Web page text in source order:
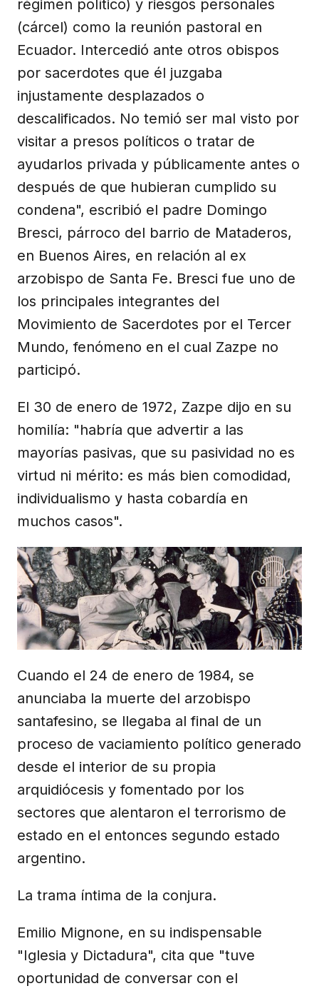
régimen político) y riesgos personales
(cárcel) como la reunión pastoral en
Ecuador. Intercedió ante otros obispos
por sacerdotes que él juzgaba
injustamente desplazados o
descalificados. No temió ser mal visto por
visitar a presos políticos o tratar de
ayudarlos privada y públicamente antes o
después de que hubieran cumplido su
condena", escribió el padre Domingo
Bresci, párroco del barrio de Mataderos,
en Buenos Aires, en relación al ex
arzobispo de Santa Fe. Bresci fue uno de
los principales integrantes del
Movimiento de Sacerdotes por el Tercer
Mundo, fenómeno en el cual Zazpe no
participó.
El 30 de enero de 1972, Zazpe dijo en su
homilía: "habría que advertir a las
mayorías pasivas, que su pasividad no es
virtud ni mérito: es más bien comodidad,
individualismo y hasta cobardía en
muchos casos".
Cuando el 24 de enero de 1984, se
anunciaba la muerte del arzobispo
santafesino, se llegaba al final de un
proceso de vaciamiento político generado
desde el interior de su propia
arquidiócesis y fomentado por los
sectores que alentaron el terrorismo de
estado en el entonces segundo estado
argentino.
La trama íntima de la conjura.
Emilio Mignone, en su indispensable
"Iglesia y Dictadura", cita que "tuve
oportunidad de conversar con el